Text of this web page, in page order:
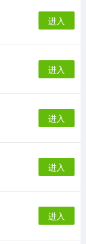
进入
进入
进入
进入
进入